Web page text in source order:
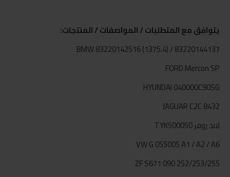
يتوافق مع المتطلبات / المواصفات / المنتجات:
BMW 83220142516 (1375.4) / 83220144137
FORD Mercon SP
HYUNDAI 040000C90SG
JAGUAR C2C 8432
لاند روفر TYK500050
VW G 055005 A1 / A2 / A6
ZF S671 090 252/253/255